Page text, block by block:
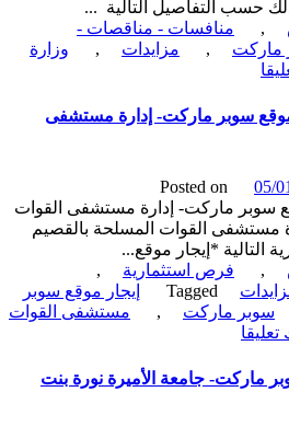
لتشغيل
سوبر
ماركت-
والضريبة
التفاصيل التالية ...
منافسات - مناقصات -
, مزايدات ,
وزارة
تأهيل
الوطني
سوبر ماركت- إدارة مستشفى
Posted on
ماركت- إدارة مستشفى القوات
القوات المسلحة بالقصيم
*إيجار موقع...
فرص استثمارية
,
Tagged
إيجار موقع سوبر
ماركت ,
مستشفى القوات
on
استثمارية-
إيجار
جامعة الأميرة نورة بنت